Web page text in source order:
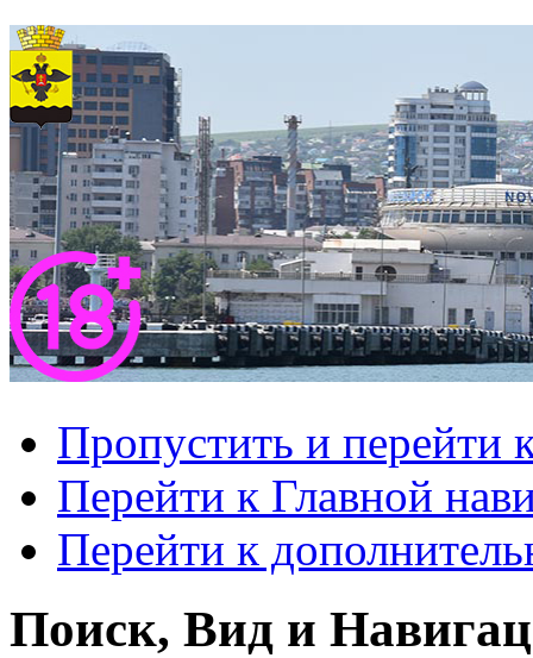
Пропустить и перейти
Перейти к Главной
Перейти к
Поиск, Вид и